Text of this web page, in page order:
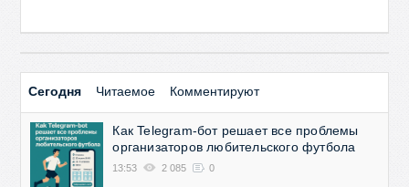
Сегодня Читаемое Комментируют
Как Telegram-бот решает все проблемы
организаторов любительского футбола
13:53 2 085 0